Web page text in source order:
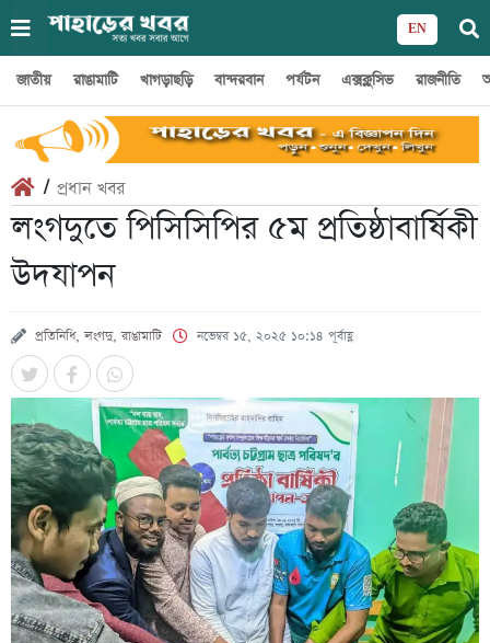
EN
জাতীয় রাঙামাটি খাগড়াছড়ি বান্দরবান পর্যটন এক্সক্লুসিভ রাজনীতি
/ প্রধান খবর
লংগদুতে পিসিসিপির ৫ম প্রতিষ্ঠাবার্ষিকী
উদযাপন
প্রতিনিধি, লংগদু, রাঙামাটি নভেম্বর ১৫, ২০২৫ ১০:১৪ পূর্বাহ্ণ